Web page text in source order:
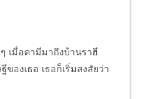
เมื่อดามีมาถึงบ้านราฮี
องเธอ เธอก็เริ่มสงสัยว่า